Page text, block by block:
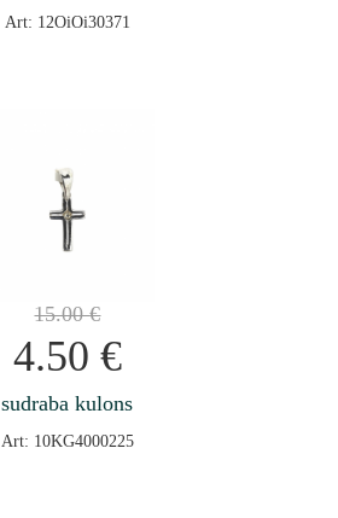
Art: 12OiOi30371
15.00€
4.50 €
sudraba kulons
Art: 10KG4000225